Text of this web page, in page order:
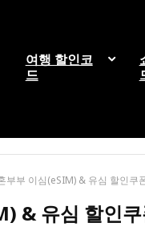
여행 할인코
드
부부 이심(eSIM) & 유심 할인쿠
& 유심 할인